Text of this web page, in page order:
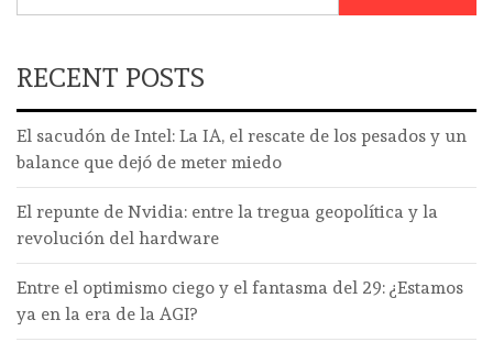
RECENT POSTS
El sacudón de Intel: La IA, el rescate de los pesados y un
balance que dejó de meter miedo
El repunte de Nvidia: entre la tregua geopolítica y la
revolución del hardware
Entre el optimismo ciego y el fantasma del 29: ¿Estamos
ya en la era de la AGI?